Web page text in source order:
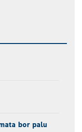
bor palu